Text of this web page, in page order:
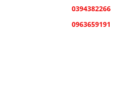
0394382266
0963659191